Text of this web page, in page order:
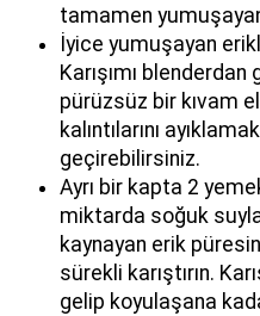
tamamen
İyice yumuşayan
Karışımı
pürüzsüz bir kıvam
kalıntılarını
geçirebilirsiniz.
Ayrı bir kapta 2
miktarda soğuk
kaynayan erik
sürekli karıştırın.
gelip koyulaşana